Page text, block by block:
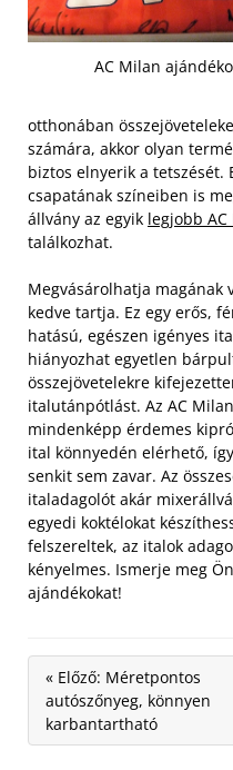
AC Milan
otthonában
számára, akkor olyan
biztos elnyerik a tetszését.
csapatának színeiben is
állvány az egyik legjobb
találkozhat.
Megvásárolhatja magának
kedve tartja. Ez egy erős,
hatású, egészen igényes
hiányozhat egyetlen
összejövetelekre
italutánpótlást. Az AC
mindenképp érdemes
ital könnyedén elérhető,
senkit sem zavar. Az
italadagolót akár
egyedi koktélokat
felszereltek, az italok
kényelmes. Ismerje meg
ajándékokat!
« Előző: Méretpontos
autószőnyeg, könnyen
karbantartható